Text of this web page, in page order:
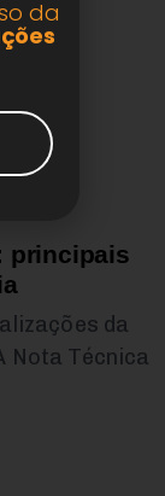
principais
da
Nota Técnica
da